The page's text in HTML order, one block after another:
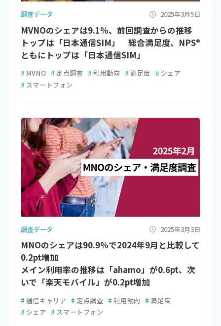
調査データ 2025年3月5日
MVNOのシェアは9.1％、前回調査からの推移
トップは「日本通信SIM」 総合満足度、NPS®
ともにトップは「日本通信SIM」
# MVNO # 定点調査 # 利用動向 # 満足度 # シェア
# スマートフォン
調査データ 2025年3月3日
MNOのシェアは90.9％で2024年9月と比較して
0.2pt増加
メイン利用率の推移は「ahamo」が0.6pt、次
いで「楽天モバイル」が0.2pt増加
# 通信キャリア # 定点調査 # 利用動向 # 満足度
# シェア # スマートフォン